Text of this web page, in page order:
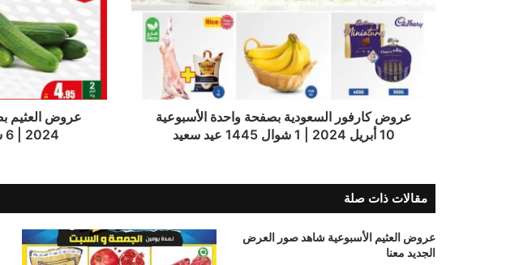
عروض كارفور السعودية بصفحة واحدة الأسبوعية
10 أبريل 2024 | 1 شوال 1445 عيد سعيد
2024 | 6 شوال 1445 مهرجان الطازج
مقالات ذات صلة
عروض العثيم الأسبوعية شاهد صور العرض
الجديد معنا